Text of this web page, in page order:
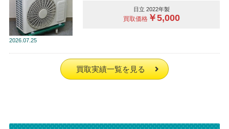
2026 07.25
日立 2022年製
買取価格￥5,000
買取実績一覧を見る